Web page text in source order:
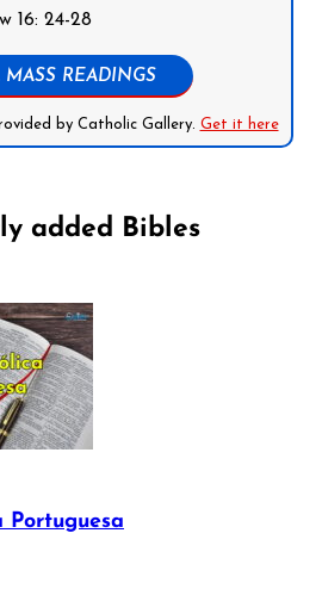
16: 24-28
MASS READINGS
by Catholic Gallery. Get it here
added Bibles
Portuguesa